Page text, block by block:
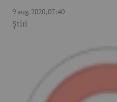
9 aug. 2020, 07:40
Știri